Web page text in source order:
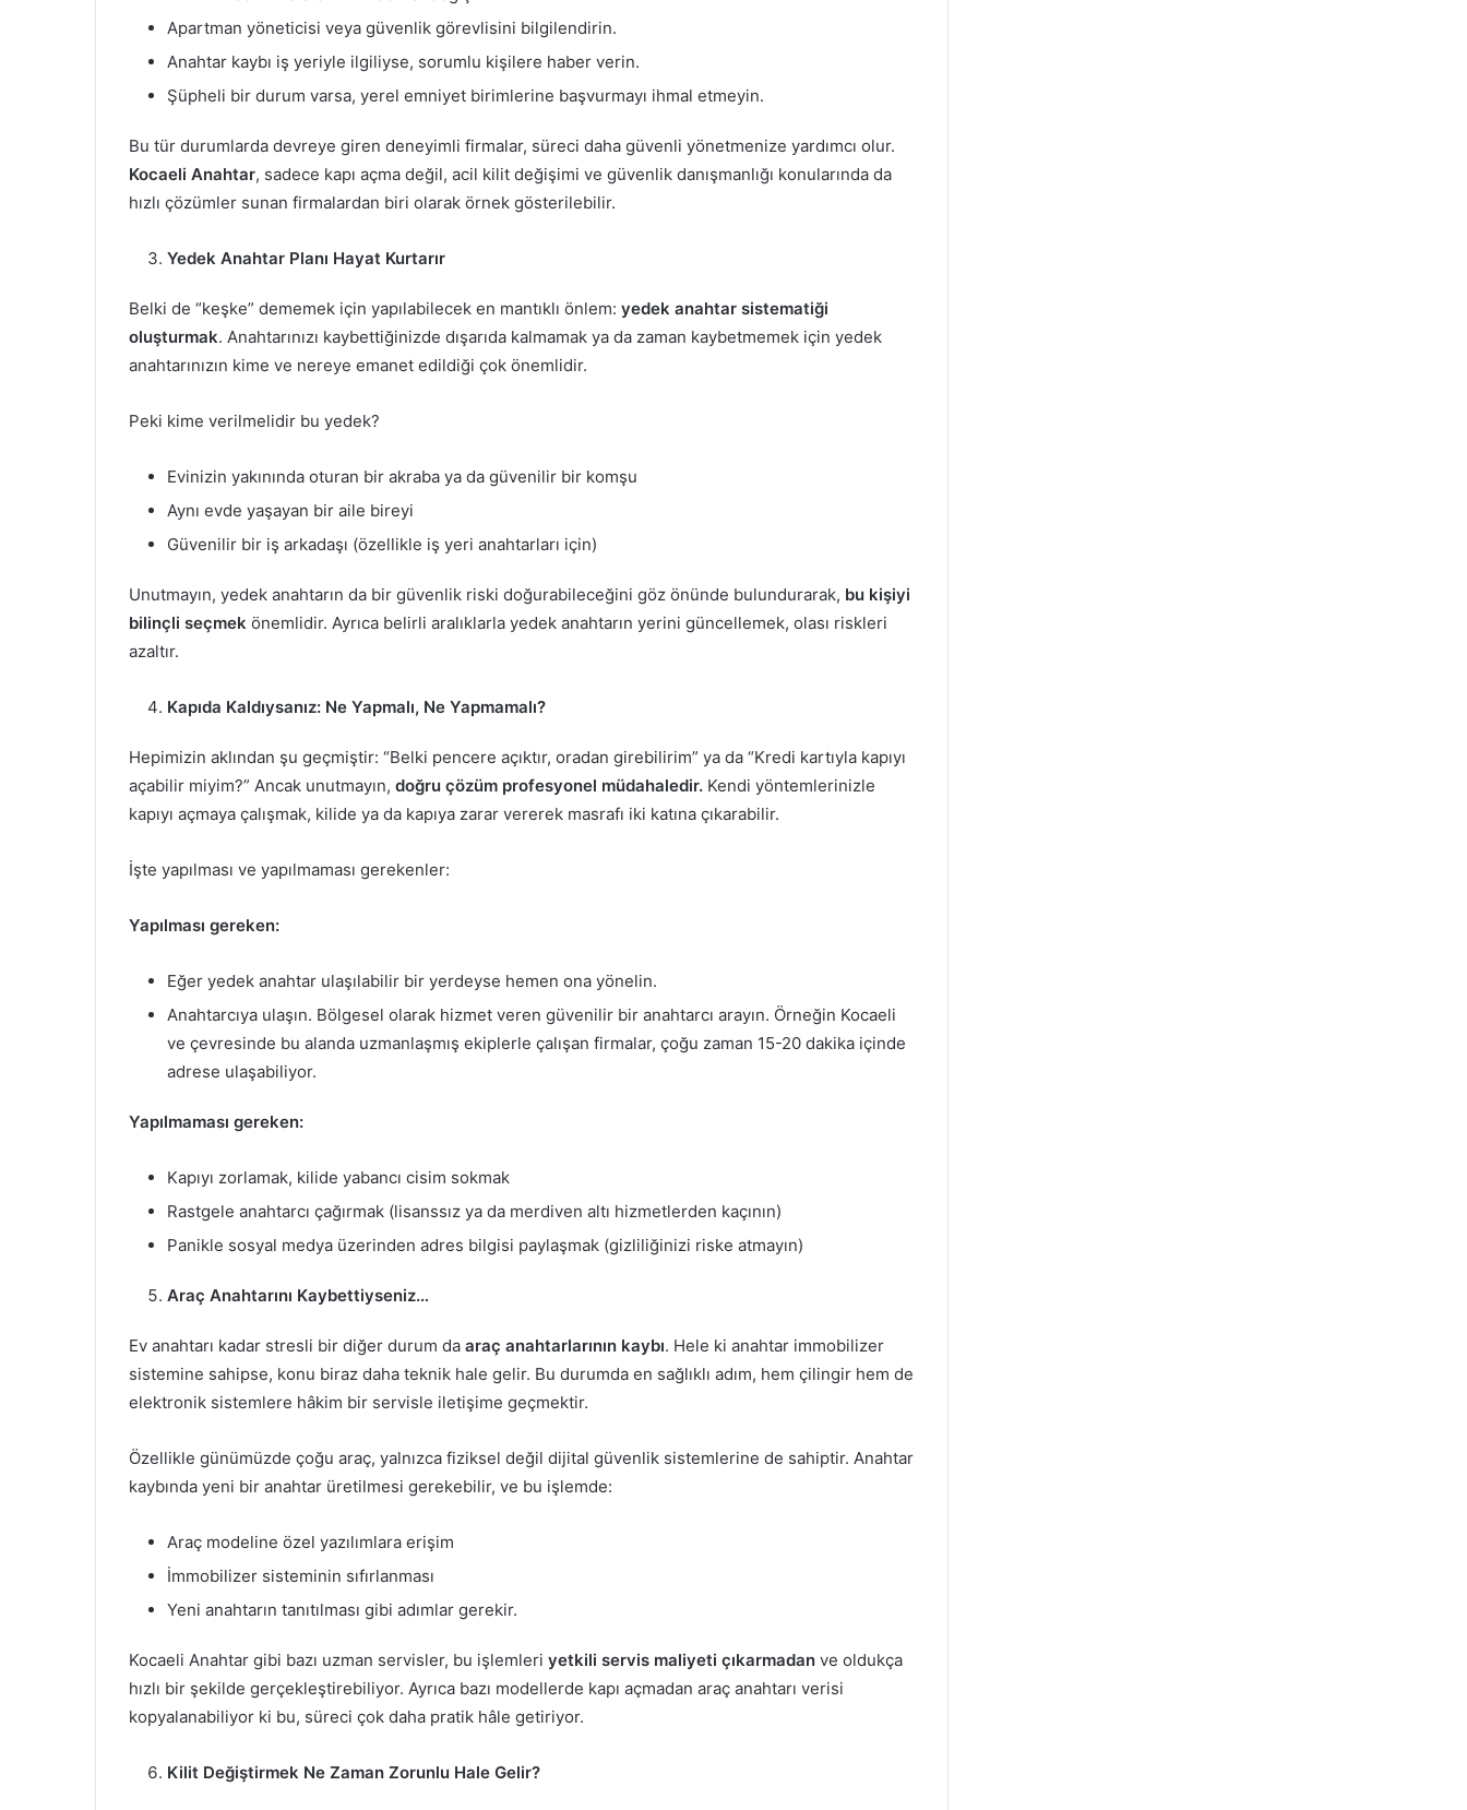
Apartman yöneticisi veya güvenlik görevlisini bilgilendirin.
Anahtar kaybı iş yeriyle ilgiliyse, sorumlu kişilere haber verin.
Şüpheli bir durum varsa, yerel emniyet birimlerine başvurmayı ihmal etmeyin.
Bu tür durumlarda devreye giren deneyimli firmalar, süreci daha güvenli yönetmenize yardımcı olur.
Kocaeli Anahtar, sadece kapı açma değil, acil kilit değişimi ve güvenlik danışmanlığı konularında da
hızlı çözümler sunan firmalardan biri olarak örnek gösterilebilir.
Yedek Anahtar Planı Hayat Kurtarır
Belki de “keşke” dememek için yapılabilecek en mantıklı önlem: yedek anahtar sistematiği
oluşturmak. Anahtarınızı kaybettiğinizde dışarıda kalmamak ya da zaman kaybetmemek için yedek
anahtarınızın kime ve nereye emanet edildiği çok önemlidir.
Peki kime verilmelidir bu yedek?
Evinizin yakınında oturan bir akraba ya da güvenilir bir komşu
Aynı evde yaşayan bir aile bireyi
Güvenilir bir iş arkadaşı (özellikle iş yeri anahtarları için)
Unutmayın, yedek anahtarın da bir güvenlik riski doğurabileceğini göz önünde bulundurarak, bu kişiyi
bilinçli seçmek önemlidir. Ayrıca belirli aralıklarla yedek anahtarın yerini güncellemek, olası riskleri
azaltır.
Kapıda Kaldıysanız: Ne Yapmalı, Ne Yapmamalı?
Hepimizin aklından şu geçmiştir: “Belki pencere açıktır, oradan girebilirim” ya da “Kredi kartıyla kapıyı
açabilir miyim?” Ancak unutmayın, doğru çözüm profesyonel müdahaledir. Kendi yöntemlerinizle
kapıyı açmaya çalışmak, kilide ya da kapıya zarar vererek masrafı iki katına çıkarabilir.
İşte yapılması ve yapılmaması gerekenler:
Yapılması gereken:
Eğer yedek anahtar ulaşılabilir bir yerdeyse hemen ona yönelin.
Anahtarcıya ulaşın. Bölgesel olarak hizmet veren güvenilir bir anahtarcı arayın. Örneğin Kocaeli
ve çevresinde bu alanda uzmanlaşmış ekiplerle çalışan firmalar, çoğu zaman 15-20 dakika içinde
adrese ulaşabiliyor.
Yapılmaması gereken:
Kapıyı zorlamak, kilide yabancı cisim sokmak
Rastgele anahtarcı çağırmak (lisanssız ya da merdiven altı hizmetlerden kaçının)
Panikle sosyal medya üzerinden adres bilgisi paylaşmak (gizliliğinizi riske atmayın)
Araç Anahtarını Kaybettiyseniz…
Ev anahtarı kadar stresli bir diğer durum da araç anahtarlarının kaybı. Hele ki anahtar immobilizer
sistemine sahipse, konu biraz daha teknik hale gelir. Bu durumda en sağlıklı adım, hem çilingir hem de
elektronik sistemlere hâkim bir servisle iletişime geçmektir.
Özellikle günümüzde çoğu araç, yalnızca fiziksel değil dijital güvenlik sistemlerine de sahiptir. Anahtar
kaybında yeni bir anahtar üretilmesi gerekebilir, ve bu işlemde:
Araç modeline özel yazılımlara erişim
İmmobilizer sisteminin sıfırlanması
Yeni anahtarın tanıtılması gibi adımlar gerekir.
Kocaeli Anahtar gibi bazı uzman servisler, bu işlemleri yetkili servis maliyeti çıkarmadan ve oldukça
hızlı bir şekilde gerçekleştirebiliyor. Ayrıca bazı modellerde kapı açmadan araç anahtarı verisi
kopyalanabiliyor ki bu, süreci çok daha pratik hâle getiriyor.
Kilit Değiştirmek Ne Zaman Zorunlu Hale Gelir?